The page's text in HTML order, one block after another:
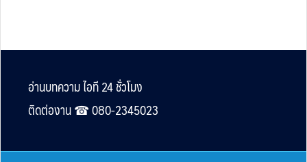
Footer
อ่านบทความ ไอที 24 ชั่วโมง
ติดต่องาน ☎︎ 080-2345023